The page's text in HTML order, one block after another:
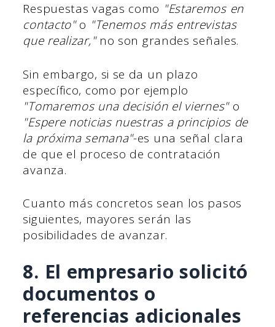
Respuestas vagas como "Estaremos en
contacto"o "Tenemos más entrevistas
que realizar,"no son grandes señales.
Sin embargo, si se da un plazo
específico, como por ejemplo
"Tomaremos una decisión el viernes"o
"Espere noticias nuestras a principios de
la próxima semana"-es una señal clara
de que el proceso de contratación
avanza.
Cuanto más concretos sean los pasos
siguientes, mayores serán las
posibilidades de avanzar.
8. El empresario solicitó
documentos o
referencias adicionales